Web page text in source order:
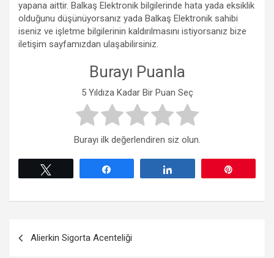
yapana aittir. Balkaş Elektronik bilgilerinde hata yada eksiklik
olduğunu düşünüyorsanız yada Balkaş Elektronik sahibi
iseniz ve işletme bilgilerinin kaldırılmasını istiyorsanız bize
iletişim sayfamızdan ulaşabilirsiniz.
Burayı Puanla
5 Yıldıza Kadar Bir Puan Seç
Burayı ilk değerlendiren siz olun.
gezinmesi
Alierkin Sigorta Acenteliği